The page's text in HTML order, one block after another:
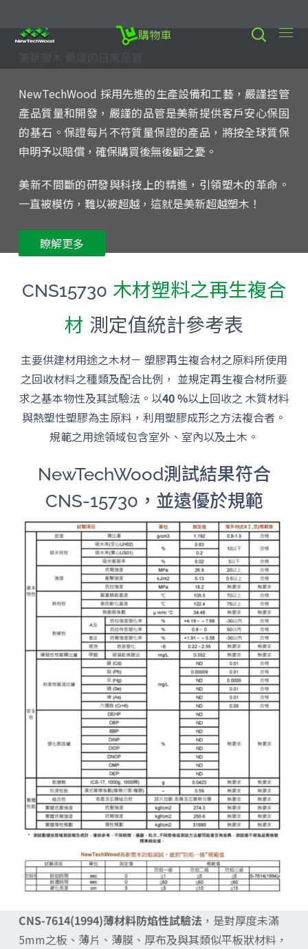
購物車
NewTechWood 採用先進的生產設備和工藝，嚴謹控管
產品質量和開發，嚴謹的品管是美新提供客戶安心保固
的基石。保證每片不符質量保證的產品，將按全球質保
申明予以賠償，確保購買後無後顧之憂。
美新不間斷的研發與科技上的精進，引領塑木的革命。
一直被模仿，難以被超越，這就是美新超越塑木！
瞭解更多
CNS15730 木材塑料之再生複合
材 測定值統計參考表
主要供建材用途之木材－ 塑膠再生複合材之原料所使用
之回收材料之種類及配合比例， 並規定再生複合材所要
求之基本物性及其試驗法。以40 %以上回收之 木質材料
與熱塑性塑膠為主原料，利用塑膠成形之方法複合者。
規範之用途領域包含室外、室內以及土木。
NewTechWood測試結果符合
CNS-15730，並遠優於規範
CNS-7614(1994)薄材料防焰性試驗法 ，是對厚度未滿
5mm之板、薄片、薄膜、厚布及與其類似平板狀材料，